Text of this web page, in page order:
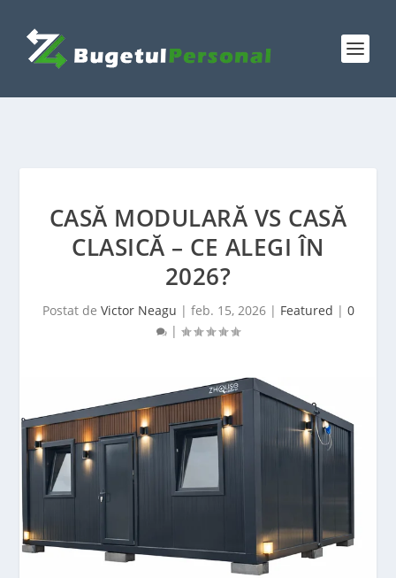
CASĂ MODULARĂ VS CASĂ
CLASICĂ – CE ALEGI ÎN
2026?
Postat de Victor Neagu | feb. 15, 2026| Featured | 0
|